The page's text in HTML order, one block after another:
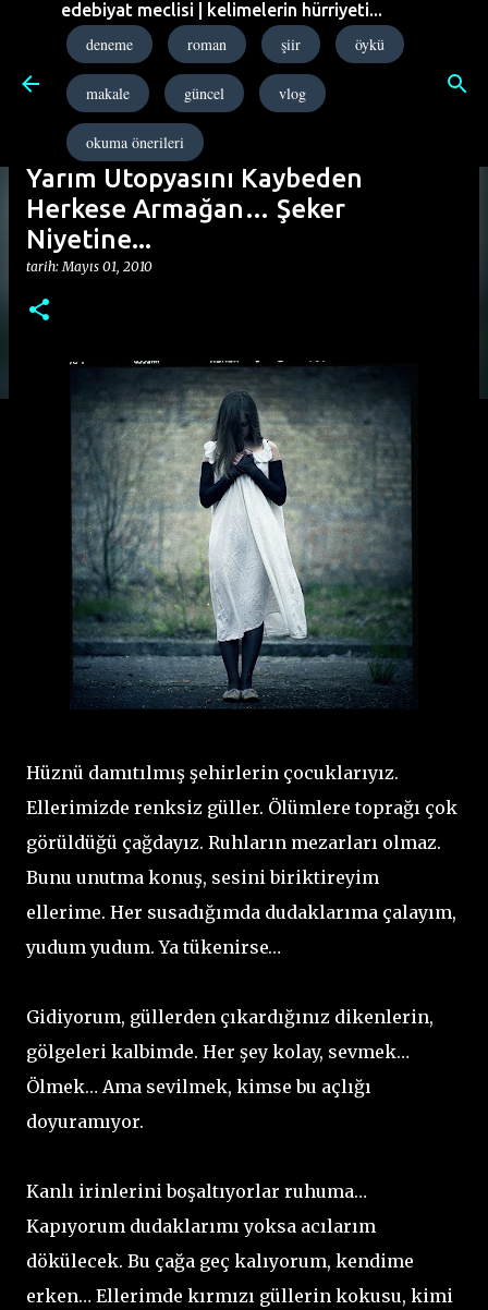
Ana içeriğe atla
edebiyat meclisi | kelimelerin hürriyeti...
deneme roman şiir öykü
makale güncel vlog
okuma önerileri
Yarım Ütopyasını Kaybeden
Herkese Armağan… Şeker
Niyetine...
tarih:Mayıs 01, 2010
Hüznü damıtılmış şehirlerin çocuklarıyız.
Ellerimizde renksiz güller. Ölümlere toprağı çok
görüldüğü çağdayız. Ruhların mezarları olmaz.
Bunu unutma konuş, sesini biriktireyim
ellerime. Her susadığımda dudaklarıma çalayım,
yudum yudum. Ya tükenirse…
Gidiyorum, güllerden çıkardığınız dikenlerin,
gölgeleri kalbimde. Her şey kolay, sevmek…
Ölmek… Ama sevilmek, kimse bu açlığı
doyuramıyor.
Kanlı irinlerini boşaltıyorlar ruhuma…
Kapıyorum dudaklarımı yoksa acılarım
dökülecek. Bu çağa geç kalıyorum, kendime
erken… Ellerimde kırmızı güllerin kokusu, kimi